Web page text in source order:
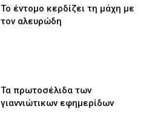
Το έντομο κερδίζει τη μάχη με
τον αλευρώδη
Τα πρωτοσέλιδα των
γιαννιώτικων εφημερίδων